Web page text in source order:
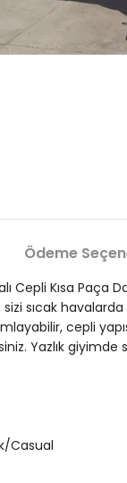
Ödeme
Cepli Kısa Paça
sıcak
cepli
Yazlık
Casual